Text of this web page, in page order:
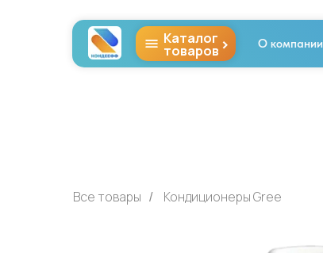
О компании
Каталог
товаров >
Все товары / Кондиционеры Gree